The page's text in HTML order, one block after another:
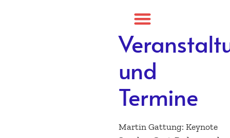
und
Termine
Martin Gattung: Keynote